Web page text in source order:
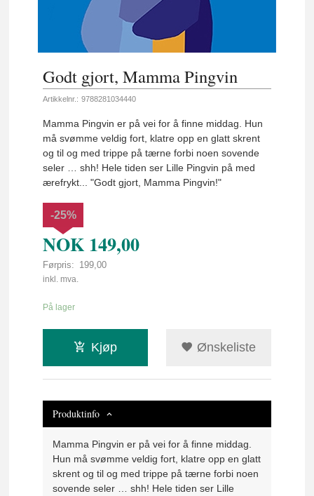
Godt gjort, Mamma Pingvin
Artikkelnr.: 9788281034440
Mamma Pingvin er på vei for å finne middag. Hun
må svømme veldig fort, klatre opp en glatt skrent
og til og med trippe på tærne forbi noen sovende
seler … shh! Hele tiden ser Lille Pingvin på med
ærefrykt... "Godt gjort, Mamma Pingvin!"
NOK 149,00
Førpris: 199,00
Rabatt
-25%
inkl. mva.
På lager
Kjøp Ønskeliste
Produktinfo
Mamma Pingvin er på vei for å finne middag.
Hun må svømme veldig fort, klatre opp en glatt
skrent og til og med trippe på tærne forbi noen
sovende seler … shh! Hele tiden ser Lille